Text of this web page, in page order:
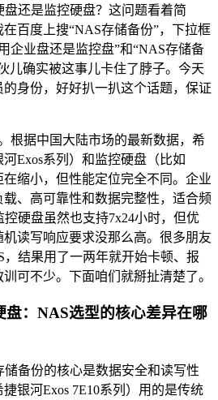
还是监控硬盘？这问题看着简
百度上搜“NAS存储备份”，下拉框
企业盘还是监控盘”和“NAS存储备
儿确实被这事儿卡住了脖子。今天
身份，好好扒一扒这个话题，保证
根据中国大陆市场的最新数据，希
Exos系列）和监控硬盘（比如
缩小，但性能定位完全不同。企业
、高可靠性和数据完整性，适合频
硬盘虽然也支持7x24小时，但优
读写响应要求没那么高。很多朋友
，结果用了一两年就开始卡顿、报
可不少。下面咱们就掰扯清楚了。
盘：NAS选型的核心差异在哪
备份的核心是数据安全和读写性
银河Exos 7E10系列）用的是传统